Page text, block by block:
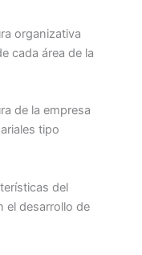
organizativa
cada área de la
de la empresa
tipo
del
el desarrollo de